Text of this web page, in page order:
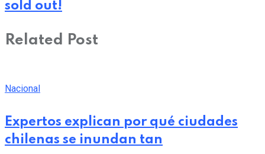
sold out!
Related Post
Nacional
Expertos explican por qué ciudades
chilenas se inundan tan